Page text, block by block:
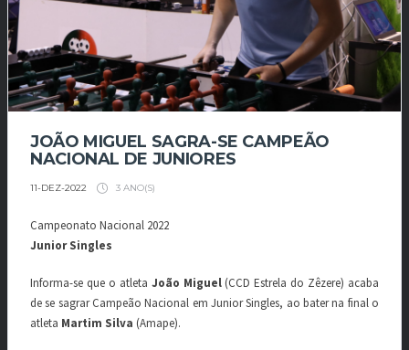
JOÃO MIGUEL SAGRA-SE CAMPEÃO
NACIONAL DE JUNIORES
11-DEZ-2022 3 ANO(S)
Campeonato Nacional 2022
Junior Singles
Informa-se que o atleta João Miguel(CCD Estrela do Zêzere) acaba
de se sagrar Campeão Nacional em Junior Singles, ao bater na final o
atleta Martim Silva (Amape).